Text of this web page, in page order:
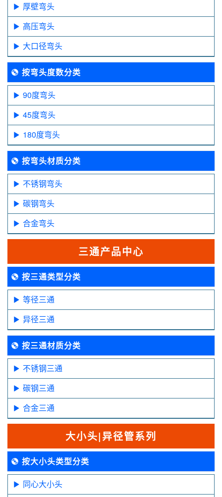
厚壁弯头
高压弯头
大口径弯头
按弯头度数分类
90度弯头
45度弯头
180度弯头
按弯头材质分类
不锈钢弯头
碳钢弯头
合金弯头
三通产品中心
按三通类型分类
等径三通
异径三通
按三通材质分类
不锈钢三通
碳钢三通
合金三通
大小头|异径管系列
按大小头类型分类
同心大小头